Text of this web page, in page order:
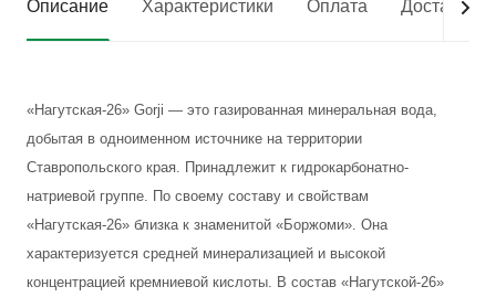
Описание Характеристики Оплата Доставка
«Нагутская-26» Gorji — это газированная минеральная вода,
добытая в одноименном источнике на территории
Ставропольского края. Принадлежит к гидрокарбонатно-
натриевой группе. По своему составу и свойствам
«Нагутская-26» близка к знаменитой «Боржоми». Она
характеризуется средней минерализацией и высокой
концентрацией кремниевой кислоты. В состав «Нагутской-26»